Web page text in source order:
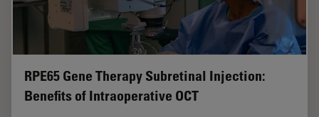
RPE65 Gene Therapy Subretinal Injection:
Benefits of Intraoperative OCT